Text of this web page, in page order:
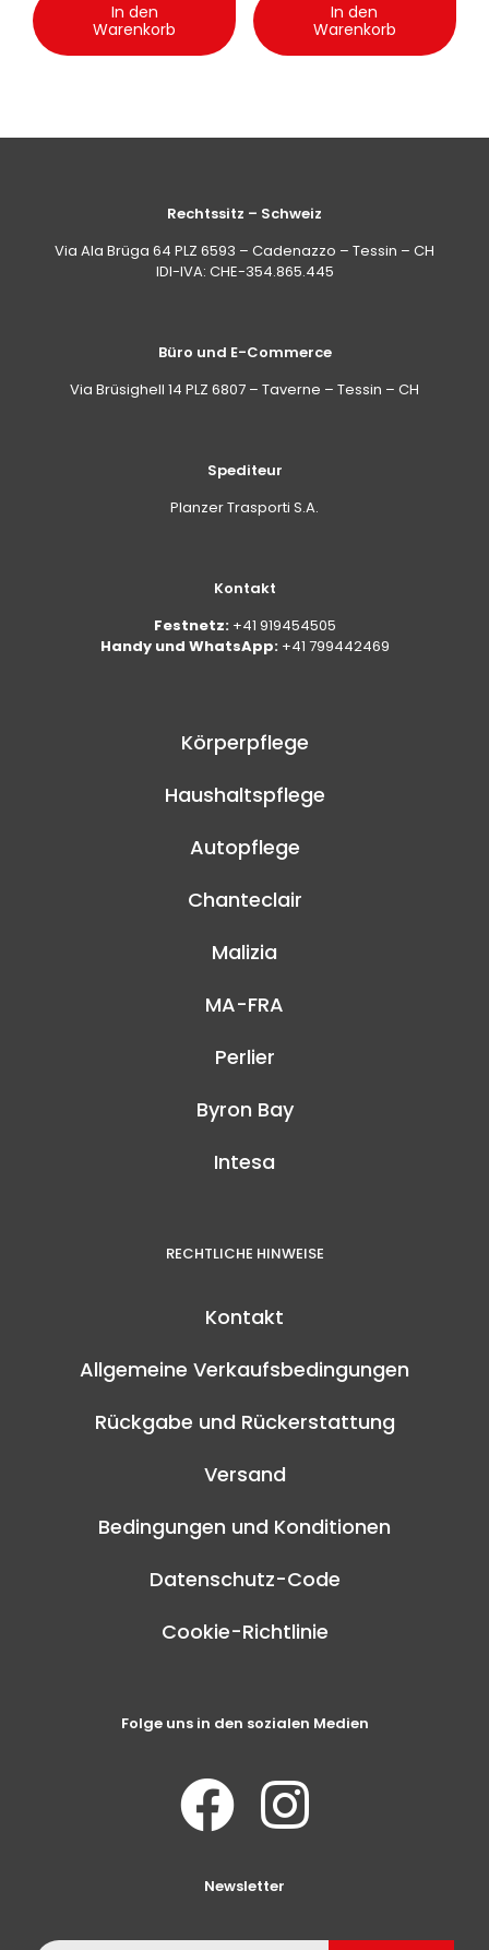
In den
Warenkorb
In den
Warenkorb
Rechtssitz – Schweiz
Via Ala Brüga 64 PLZ 6593 – Cadenazzo – Tessin – CH
IDI-IVA: CHE-354.865.445
Büro und E-Commerce
Via Brüsighell 14 PLZ 6807 – Taverne – Tessin – CH
Spediteur
Planzer Trasporti S.A.
Kontakt
Festnetz: +41 919454505
Handy und WhatsApp: +41 799442469
Körperpflege
Haushaltspflege
Autopflege
Chanteclair
Malizia
MA-FRA
Perlier
Byron Bay
Intesa
RECHTLICHE HINWEISE
Kontakt
Allgemeine Verkaufsbedingungen
Rückgabe und Rückerstattung
Versand
Bedingungen und Konditionen
Datenschutz-Code
Cookie-Richtlinie
Folge uns in den sozialen Medien
Newsletter